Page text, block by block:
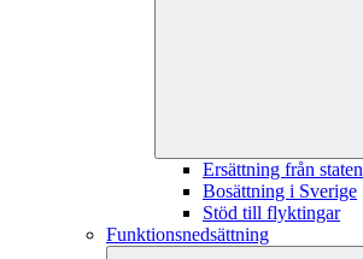
Ersättning från staten
Bosättning i Sverige
Stöd till flyktingar
Funktionsnedsättning